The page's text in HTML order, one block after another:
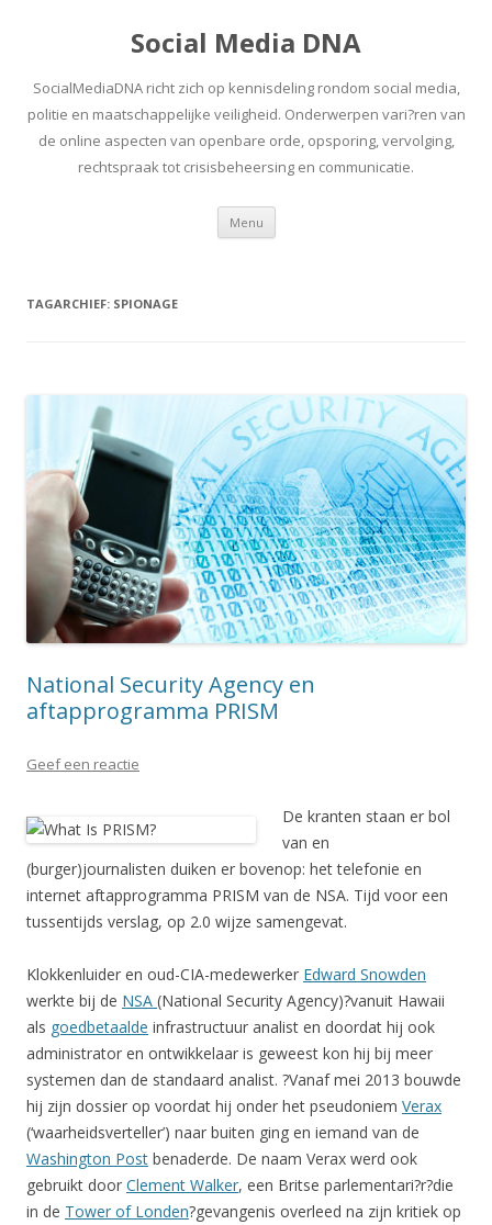
Social Media DNA
SocialMediaDNA richt zich op kennisdeling rondom social media,
politie en maatschappelijke veiligheid. Onderwerpen vari?ren van
de online aspecten van openbare orde, opsporing, vervolging,
rechtspraak tot crisisbeheersing en communicatie.
Menu Spring
inhoud
TAGARCHIEF: SPIONAGE
National Security Agency en
aftapprogramma PRISM
Geef een reactie
De kranten staan er bol
van en
(burger)journalisten duiken er bovenop: het telefonie en
internet aftapprogramma PRISM van de NSA. Tijd voor een
tussentijds verslag, op 2.0 wijze samengevat.
Klokkenluider en oud-CIA-medewerker Edward Snowden
werkte bij de NSA (National Security Agency)?vanuit Hawaii
als goedbetaalde infrastructuur analist en doordat hij ook
administrator en ontwikkelaar is geweest kon hij bij meer
systemen dan de standaard analist. ?Vanaf mei 2013 bouwde
hij zijn dossier op voordat hij onder het pseudoniem Verax
(‘waarheidsverteller’) naar buiten ging en iemand van de
Washington Post benaderde. De naam Verax werd ook
gebruikt door Clement Walker, een Britse parlementari?r?die
in de Tower of Londen?gevangenis overleed na zijn kritiek op